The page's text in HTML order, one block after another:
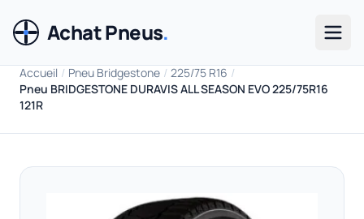
Achat Pneus.
Accueil / Pneu Bridgestone / 225/75 R16 /
Pneu BRIDGESTONE DURAVIS ALL SEASON EVO 225/75R16
121R